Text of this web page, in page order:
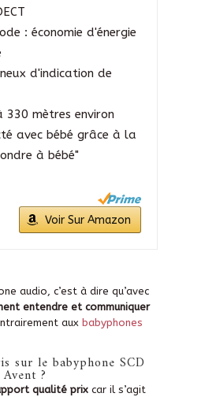
: économie d'énergie
d'indication de
330 mètres environ
avec bébé grâce à la
à bébé"
Voir Sur Amazon
audio, c’est à dire qu’avec
entendre et communiquer
aux babyphones
sur le babyphone SCD
?
qualité prixcar il s’agit